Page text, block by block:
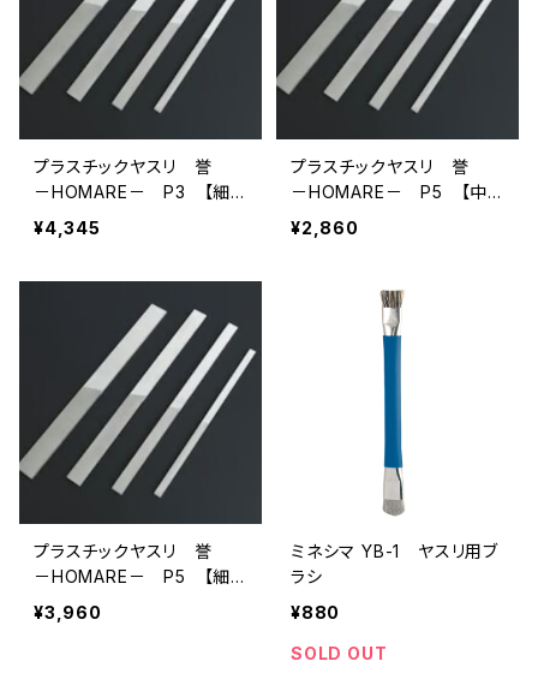
プラスチックヤスリ 誉
－HOMARE－ P3 【細
目】 （220×11×3mm）
¥4,345
プラスチックヤスリ 誉
－HOMARE－ P5 【中
目】 （185×7×2.5mm）
¥2,860
プラスチックヤスリ 誉
－HOMARE－ P5 【細
目】 （185×7×2.5mm）
¥3,960
ミネシマ YB-1 ヤスリ用ブ
ラシ
¥880
SOLD OUT